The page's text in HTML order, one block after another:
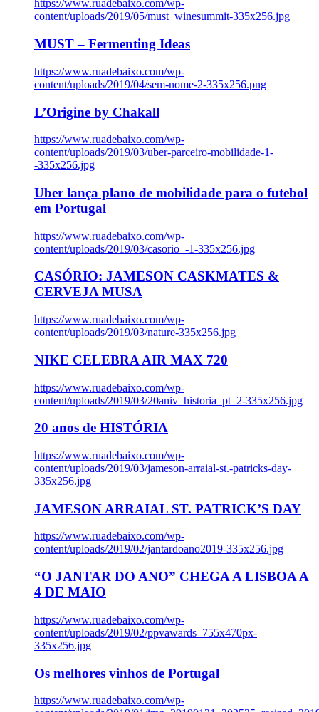
https://www.ruadebaixo.com/wp-
content/uploads/2019/05/must_winesummit-335x256.jpg
MUST – Fermenting Ideas
https://www.ruadebaixo.com/wp-
content/uploads/2019/04/sem-nome-2-335x256.png
L’Origine by Chakall
https://www.ruadebaixo.com/wp-
content/uploads/2019/03/uber-parceiro-mobilidade-1-
-335x256.jpg
Uber lança plano de mobilidade para o futebol
em Portugal
https://www.ruadebaixo.com/wp-
content/uploads/2019/03/casorio_-1-335x256.jpg
CASÓRIO: JAMESON CASKMATES &
CERVEJA MUSA
https://www.ruadebaixo.com/wp-
content/uploads/2019/03/nature-335x256.jpg
NIKE CELEBRA AIR MAX 720
https://www.ruadebaixo.com/wp-
content/uploads/2019/03/20aniv_historia_pt_2-335x256.jpg
20 anos de HISTÓRIA
https://www.ruadebaixo.com/wp-
content/uploads/2019/03/jameson-arraial-st.-patricks-day-
335x256.jpg
JAMESON ARRAIAL ST. PATRICK’S DAY
https://www.ruadebaixo.com/wp-
content/uploads/2019/02/jantardoano2019-335x256.jpg
“O JANTAR DO ANO” CHEGA A LISBOA A
4 DE MAIO
https://www.ruadebaixo.com/wp-
content/uploads/2019/02/ppvawards_755x470px-
335x256.jpg
Os melhores vinhos de Portugal
https://www.ruadebaixo.com/wp-